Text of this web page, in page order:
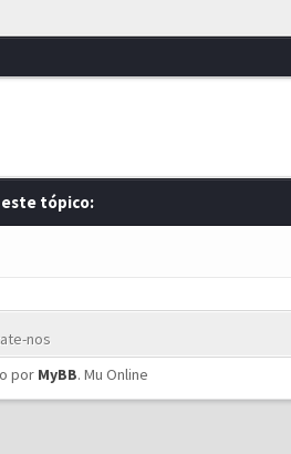
este tópico:
nos
por MyBB.Mu Online